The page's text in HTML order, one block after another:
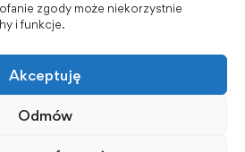
zgody może niekorzystnie
i funkcje.
Akceptuję
Odmów